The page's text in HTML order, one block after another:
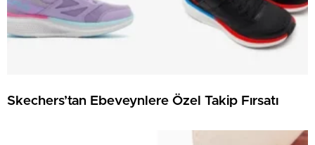
Skechers’tan Ebeveynlere Özel Takip Fırsatı